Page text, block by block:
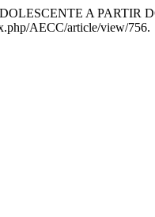
A
AECC/article/view/756.